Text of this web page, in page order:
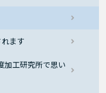
ます
加工研究所で思い